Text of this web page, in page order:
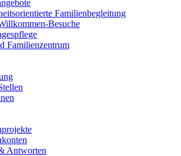
Familienbegleitung
Besuche
Familienzentrum
Antworten